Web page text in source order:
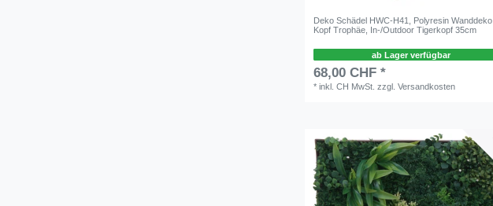
Deko Schädel HWC-H41, Polyresin Wanddeko
Kopf Trophäe, In-/Outdoor Tigerkopf 35cm
ab Lager verfügbar
68,00 CHF *
*inkl. CH MwSt. zzgl.Versandkosten